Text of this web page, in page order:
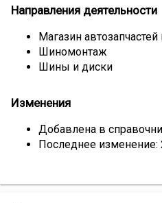
Направления деятельности
Магазин
Шиномонтаж
Шины и диски
Изменения
Добавлена в
Последнее изменение: